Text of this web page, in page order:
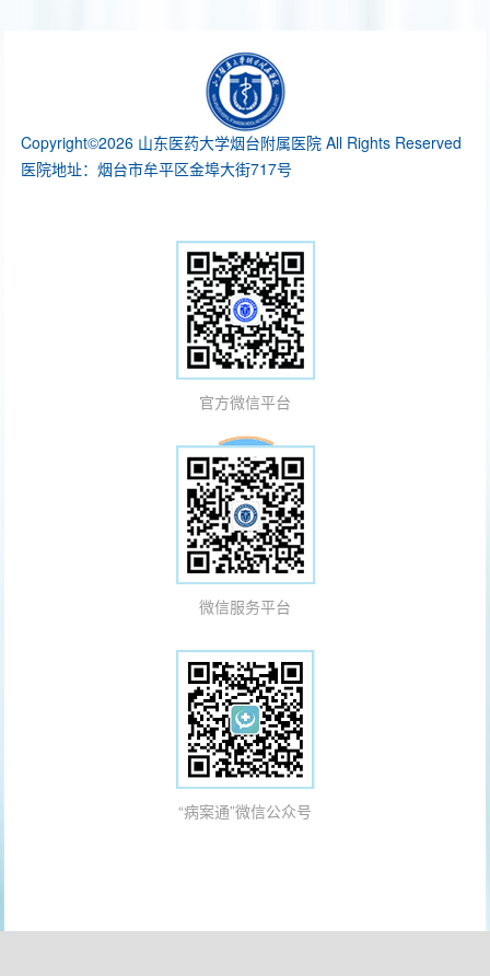
Copyright©2026 山东医药大学烟台附属医院 All Rights Reserved
医院地址：烟台市牟平区金埠大街717号
官方微信平台
微信服务平台
“病案通”微信公众号